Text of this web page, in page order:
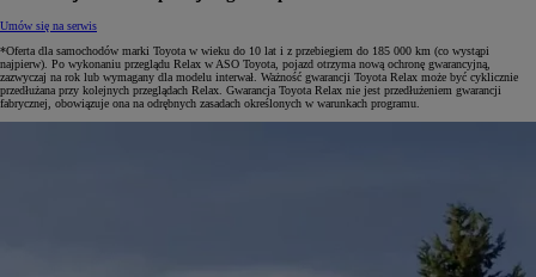
Umów się na serwis
*Oferta dla samochodów marki Toyota w wieku do 10 lat i z przebiegiem do 185 000 km (co wystąpi
najpierw). Po wykonaniu przeglądu Relax w ASO Toyota, pojazd otrzyma nową ochronę gwarancyjną,
zazwyczaj na rok lub wymagany dla modelu interwał. Ważność gwarancji Toyota Relax może być cyklicznie
przedłużana przy kolejnych przeglądach Relax. Gwarancja Toyota Relax nie jest przedłużeniem gwarancji
fabrycznej, obowiązuje ona na odrębnych zasadach określonych w warunkach programu.